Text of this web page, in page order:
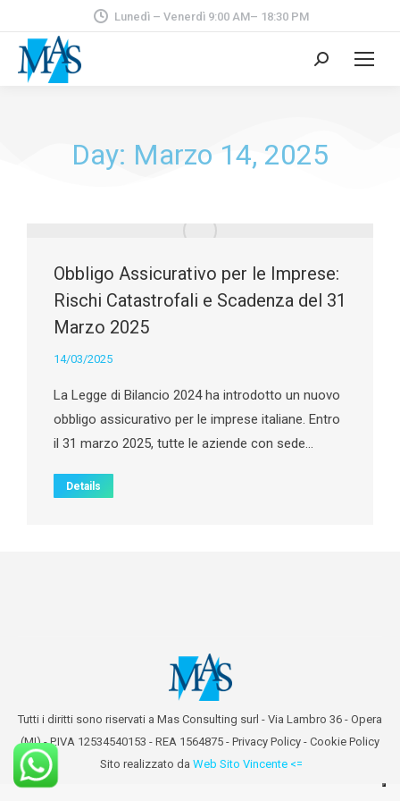
Lunedì – Venerdì 9:00 AM– 18:30 PM
Day: Marzo 14, 2025
Obbligo Assicurativo per le Imprese:
Rischi Catastrofali e Scadenza del 31
Marzo 2025
14/03/2025
La Legge di Bilancio 2024 ha introdotto un nuovo
obbligo assicurativo per le imprese italiane. Entro
il 31 marzo 2025, tutte le aziende con sede…
Details
Tutti i diritti sono riservati a Mas Consulting surl - Via Lambro 36 - Opera
(MI) - P.IVA 12534540153 - REA 1564875 - Privacy Policy - Cookie Policy
Sito realizzato da Web Sito Vincente <=